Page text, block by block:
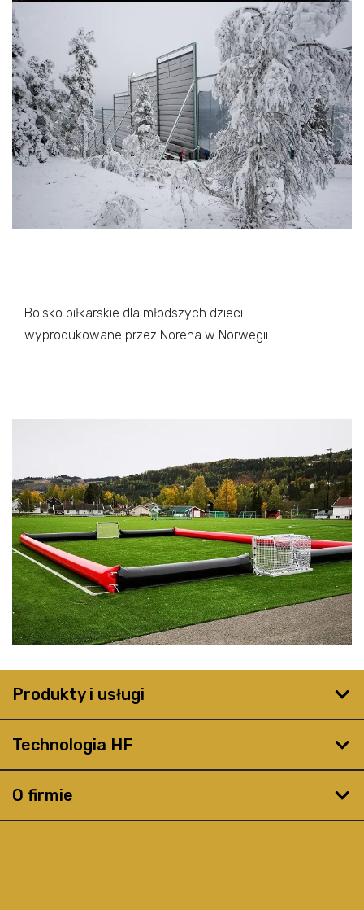
Boisko piłkarskie dla młodszych dzieci
wyprodukowane przez Norena w Norwegii.
Produkty i usługi
Technologia HF
O firmie